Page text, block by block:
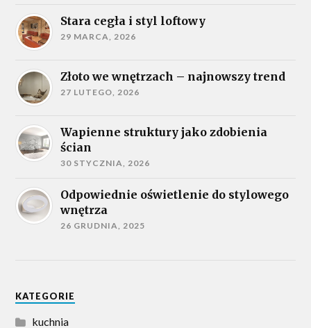
Stara cegła i styl loftowy
29 MARCA, 2026
Złoto we wnętrzach – najnowszy trend
27 LUTEGO, 2026
Wapienne struktury jako zdobienia
ścian
30 STYCZNIA, 2026
Odpowiednie oświetlenie do stylowego
wnętrza
26 GRUDNIA, 2025
KATEGORIE
kuchnia